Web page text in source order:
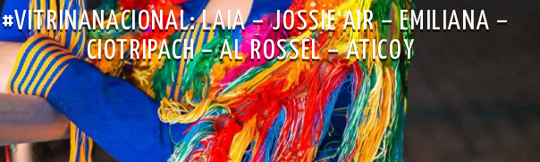
#VITRINANACIONAL: LAIA – JOSSIE AIR – EMILIANA –
CIOTRIPACH – AL ROSSEL – ATICOY